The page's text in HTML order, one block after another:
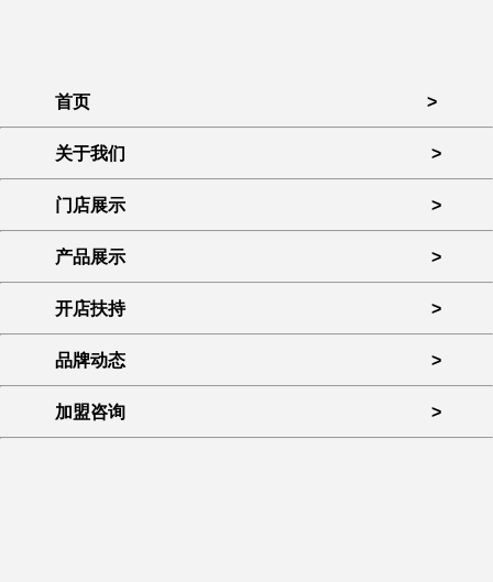
首页 >
关于我们 >
门店展示 >
产品展示 >
开店扶持 >
品牌动态 >
加盟咨询 >